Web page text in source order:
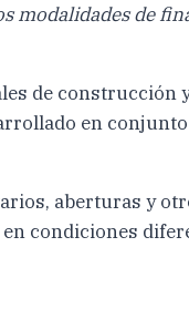
modalidades de
de construcción
en
aberturas y
condiciones